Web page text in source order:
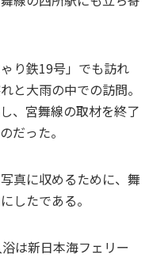
り鉄19号」でも訪れ
と大雨の中での訪問。
、宮舞線の取材を終了
だった。
真に収めるために、舞
したである。
は新日本海フェリー